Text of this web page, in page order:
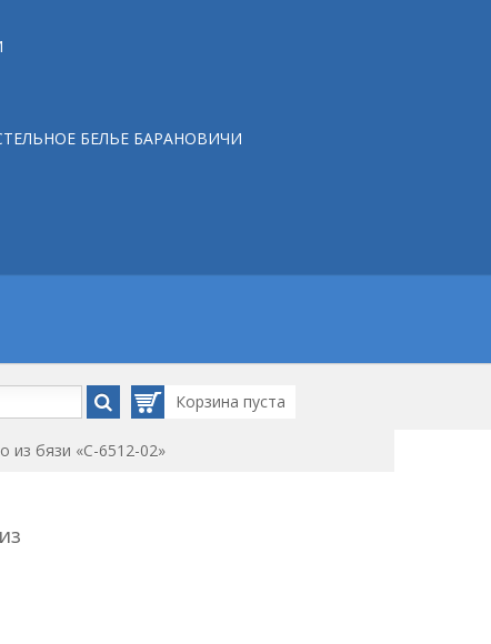
БЕЛЬЕ БАРАНОВИЧИ
Корзинапуста
из бязи «С-6512-02»